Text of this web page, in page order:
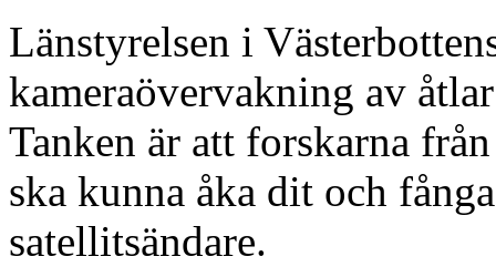
Länstyrelsen i
kameraövervakning av
Tanken är att forskarna
ska kunna åka dit och
satellitsändare.